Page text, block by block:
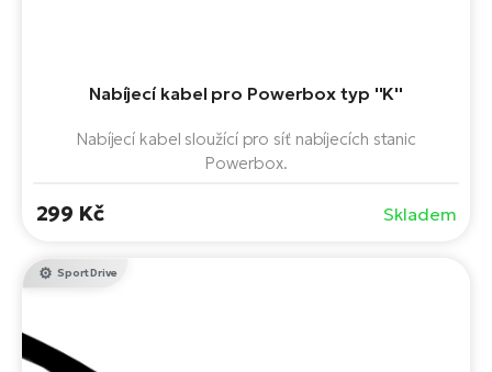
Nabíjecí kabel pro Powerbox typ ''K''
Nabíjecí kabel sloužící pro síť nabíjecích stanic
Powerbox.
299 Kč Skladem
Shimano
Sport Drive